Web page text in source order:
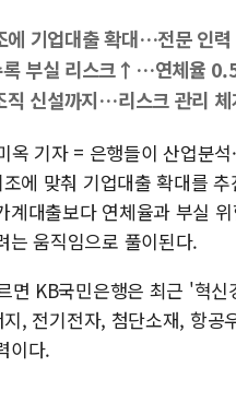
에 기업대출 확대…전문 인
록 부실 리스크↑…연체율
직 신설까지…리스크 관리 체
옥 기자 = 은행들이 산업분
에 맞춰 기업대출 확대를
계대출보다 연체율과 부실
는 움직임으로 풀이된다.
면 KB국민은행은 최근 '혁
, 전기전자, 첨단소재, 항
이다.